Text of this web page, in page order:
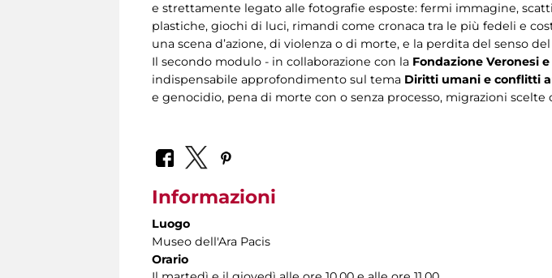
e strettamente legato alle fotografie esposte: fermi immagine,
plastiche, giochi di luci, rimandi come cronaca tra le più fedeli e
una scena d’azione, di violenza o di morte, e la perdita del senso
Il secondo modulo - in collaborazione con la Fondazione Veronesi
indispensabile approfondimento sul tema Diritti umani e conflitti
e genocidio, pena di morte con o senza processo, migrazioni scelte
Informazioni
Luogo
Museo dell'Ara Pacis
Orario